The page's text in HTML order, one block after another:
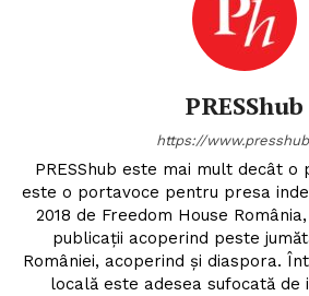
PRESShub
https://
PRESShub este mai mult decât
este o portavoce pentru presa
2018 de Freedom House
publicații acoperind peste
României, acoperind și diaspora.
locală este adesea sufocată de